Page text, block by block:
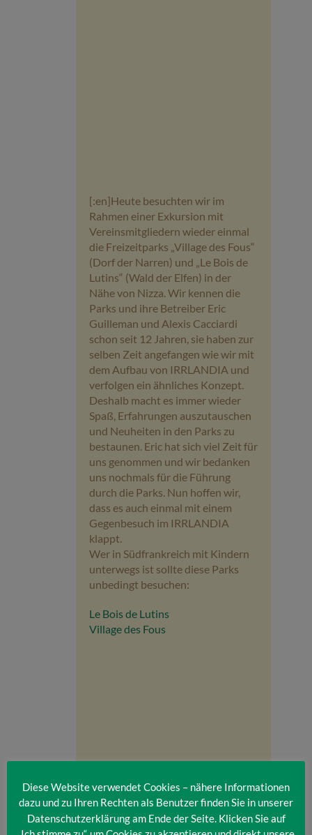
[:en]Heute besuchten wir im
Rahmen einer Exkursion mit
Vereinsmitgliedern wieder einmal
die Freizeitparks „Village des Fous“
(Dorf der Narren) und „Le Bois de
Lutins“ (Wald der Elfen) in der
Nähe von Nizza. Wir kennen die
Parks und ihre Betreiber Eric
Guilleman und Alexis Cacciardi
schon seit 12 Jahren, sie haben zur
selben Zeit angefangen wie wir mit
dem Aufbau von IRRLANDIA und
verfolgen ein ähnliches Konzept.
Deshalb macht es immer wieder
Spaß, Erfahrungen auszutauschen
und Neuheiten in den Parks zu
bestaunen. Eric hat sich viel Zeit für
uns genommen und wir bedanken
uns nochmals für die Führung
durch die Parks. Nun hoffen wir,
dass es auch einmal mit einem
Gegenbesuch im IRRLANDIA
klappt.
Wer in Südfrankreich mit Kindern
unterwegs ist sollte diese Parks
unbedingt besuchen:
Le Bois de Lutins
Village des Fous
Diese Website verwendet Cookies – nähere Informationen
dazu und zu Ihren Rechten als Benutzer finden Sie in unserer
Datenschutzerklärung am Ende der Seite. Klicken Sie auf